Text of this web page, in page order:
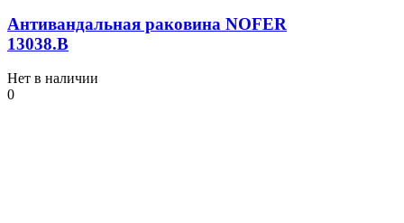
Антивандальная раковина NOFER
13038.В
Нет в наличии
0